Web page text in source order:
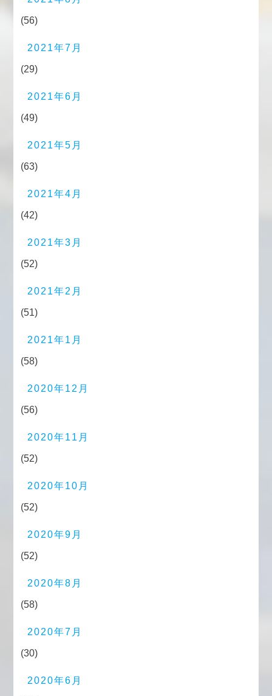
(56)
2021年7月
(29)
2021年6月
(49)
2021年5月
(63)
2021年4月
(42)
2021年3月
(52)
2021年2月
(51)
2021年1月
(58)
2020年12月
(56)
2020年11月
(52)
2020年10月
(52)
2020年9月
(52)
2020年8月
(58)
2020年7月
(30)
2020年6月